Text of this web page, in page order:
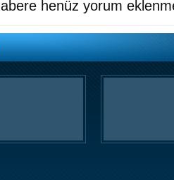
henüz yorum